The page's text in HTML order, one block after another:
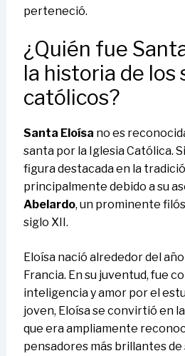
perteneció.
¿Quién fue
la historia de los
católicos?
Santa Eloísa no es
santa por la Iglesia Católica.
figura destacada en la
principalmente debido a su
Abelardo, un prominente
siglo XII.
Eloísa nació alrededor del
Francia. En su juventud, fue
inteligencia y amor por el
joven, Eloísa se convirtió en
que era ampliamente
pensadores más brillantes de